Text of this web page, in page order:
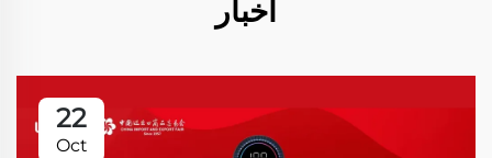
أخبار
22
Oct